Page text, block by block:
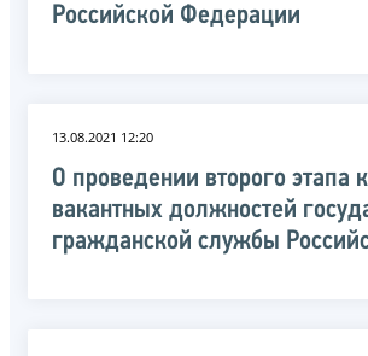
Российской Федерации
13.08.2021 12:20
О проведении второго этапа
вакантных должностей
гражданской службы